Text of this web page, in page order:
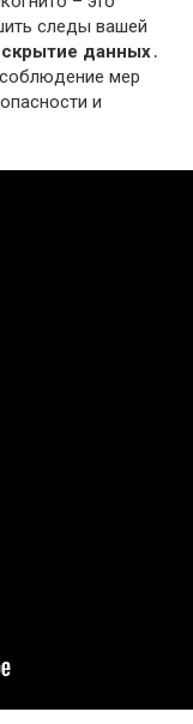
следы вашей
скрытие данных․
мер
и